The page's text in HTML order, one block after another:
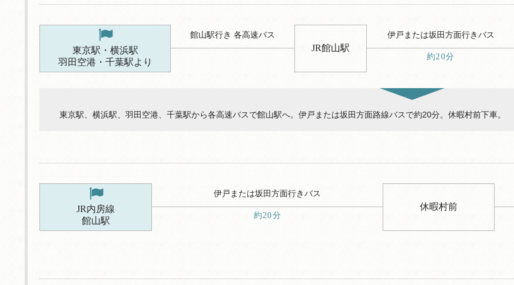
東京駅・横浜駅
羽田空港・千葉駅より
館山駅行き 各高速バス
JR館山駅
伊戸または坂田方面行きバス
約20分
東京駅、横浜駅、羽田空港、千葉駅から各高速バスで館山駅へ。伊戸または坂田方面路線バスで約20分。休暇村前下車。
JR内房線
館山駅
伊戸または坂田方面行きバス
約20分
休暇村前